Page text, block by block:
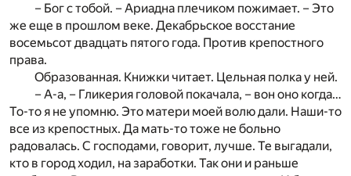
– Бог с тобой. – Ариадна плечиком пожимает. – Это
же еще в прошлом веке. Декабрьское восстание
восемьсот двадцать пятого года. Против крепостного
права.
Образованная. Книжки читает. Цельная полка у ней.
– А-а, – Гликерия головой покачала, – вон оно когда…
То-то я не упомню. Это матери моей волю дали. Наши-то
все из крепостных. Да мать-то тоже не больно
радовалась. С господами, говорит, лучше. Те выгадали,
кто в город ходил, на заработки. Так они и раньше